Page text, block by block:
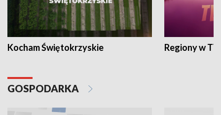
Kocham Świętokrzyskie Regiony w
GOSPODARKA